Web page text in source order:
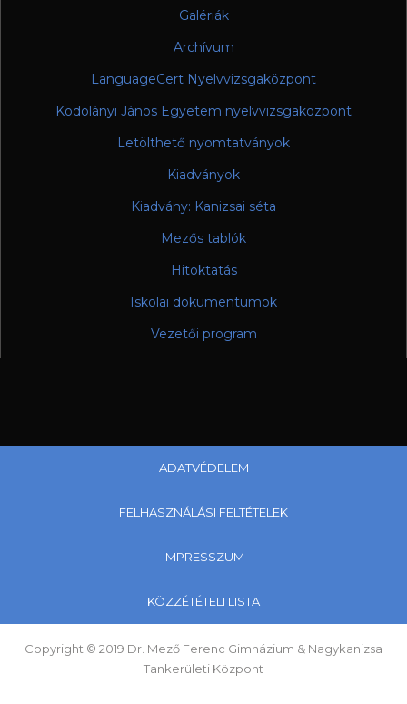
Galériák
Archívum
LanguageCert Nyelvvizsgaközpont
Kodolányi János Egyetem nyelvvizsgaközpont
Letölthető nyomtatványok
Kiadványok
Kiadvány: Kanizsai séta
Mezős tablók
Hitoktatás
Iskolai dokumentumok
Vezetői program
ADATVÉDELEM
FELHASZNÁLÁSI FELTÉTELEK
IMPRESSZUM
KÖZZÉTÉTELI LISTA
Copyright © 2019 Dr. Mező Ferenc Gimnázium & Nagykanizsa
Tankerületi Központ